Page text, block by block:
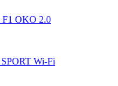
F1 OKO 2.0
Wi-Fi